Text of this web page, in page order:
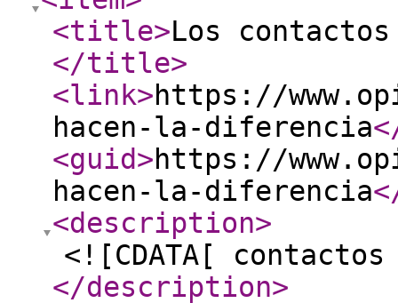
<title>Los
</title>
<link>https://
hacen-la-diferencia
<guid>https://
hacen-la-diferencia
<description>
<![CDATA[
</description>